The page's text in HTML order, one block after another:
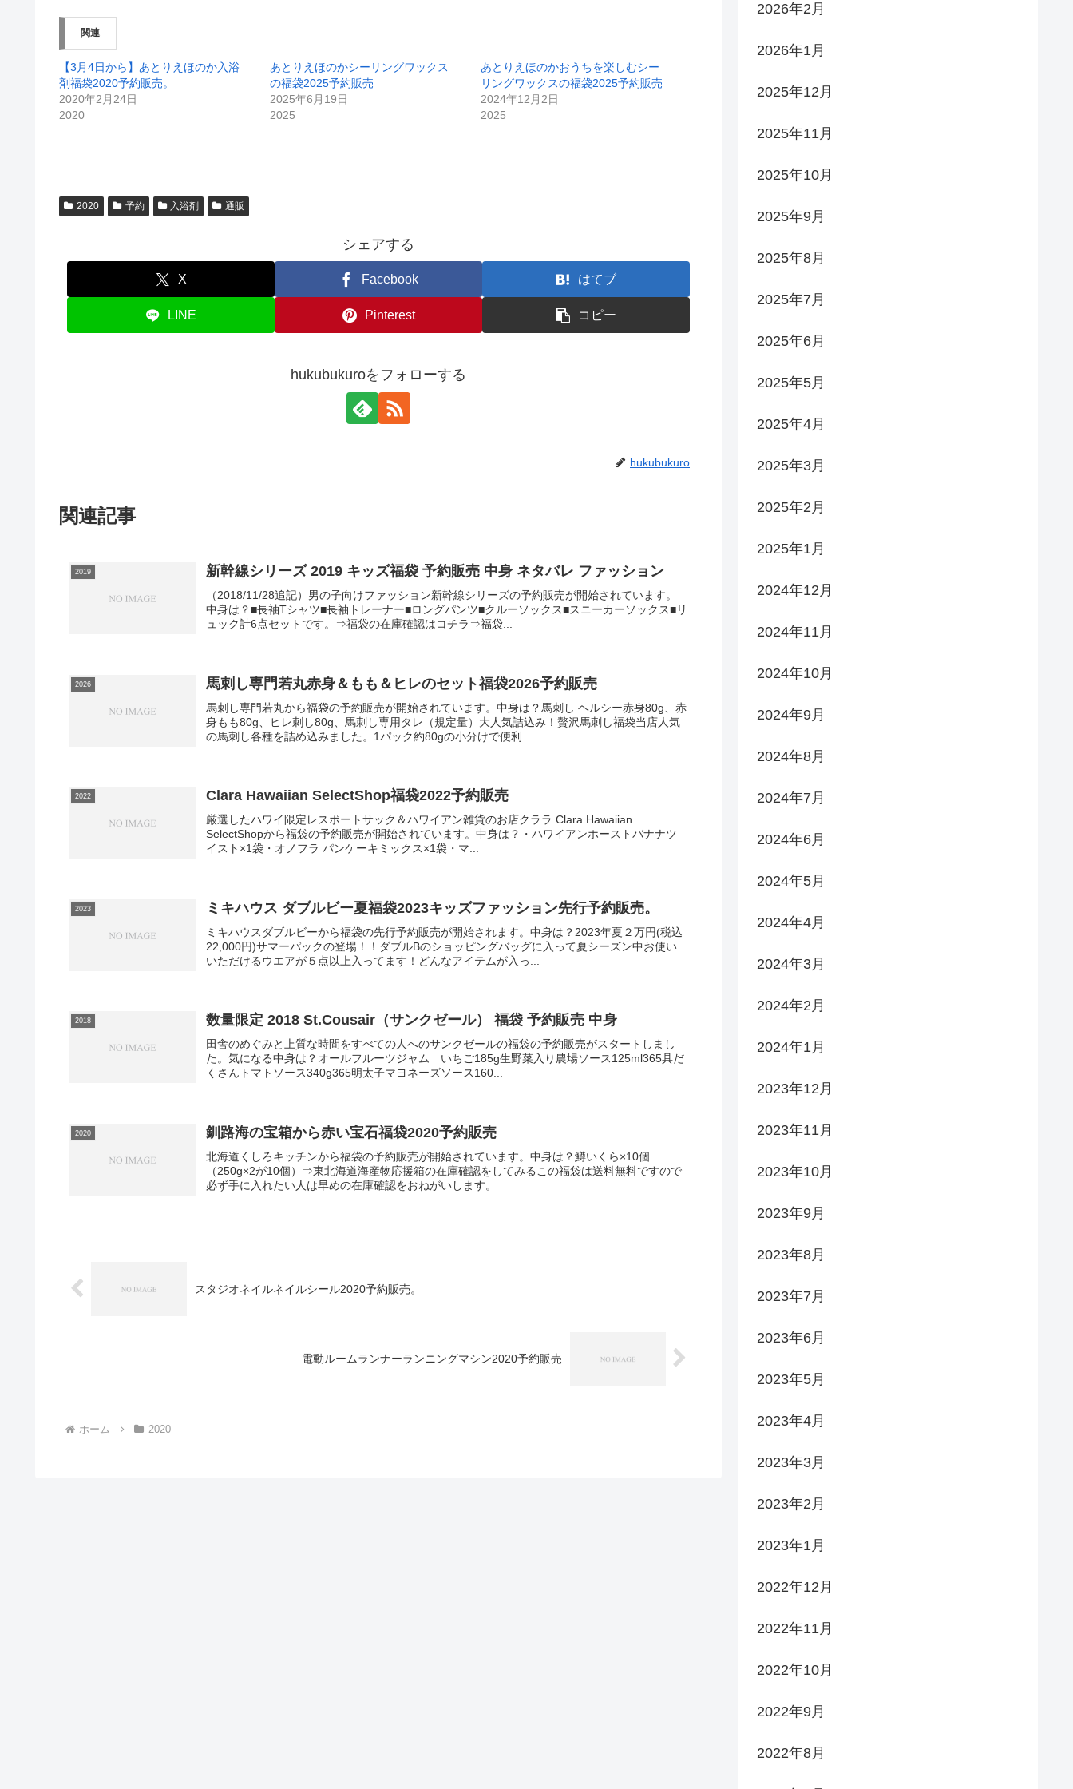
関連
【3月4日から】あとりえほのか入浴
剤福袋2020予約販売。
2020年2月24日
2020
あとりえほのかシーリングワックス
の福袋2025予約販売
2025年6月19日
2025
あとりえほのかおうちを楽しむシー
リングワックスの福袋2025予約販売
2024年12月2日
2025
2020 予約 入浴剤 通販
シェアする
X Facebook はてブ
LINE Pinterest コピー
hukubukuroをフォローする
hukubukuro
関連記事
2019 新幹線シリーズ 2019 キッズ福袋 予約販売 中身 ネタバレ ファッション
（2018/11/28追記）男の子向けファッション新幹線シリーズの予約販売が開始されています。
中身は？■長袖Tシャツ■長袖トレーナー■ロングパンツ■クルーソックス■スニーカーソックス■リ
ュック計6点セットです。⇒福袋の在庫確認はコチラ⇒福袋...
2026 馬刺し専門若丸赤身＆もも＆ヒレのセット福袋2026予約販売
馬刺し専門若丸から福袋の予約販売が開始されています。中身は？馬刺し ヘルシー赤身80g、赤
身もも80g、ヒレ刺し80g、馬刺し専用タレ（規定量）大人気詰込み！贅沢馬刺し福袋当店人気
の馬刺し各種を詰め込みました。1パック約80gの小分けで便利...
2022 Clara Hawaiian SelectShop福袋2022予約販売
厳選したハワイ限定レスポートサック＆ハワイアン雑貨のお店クララ Clara Hawaiian
SelectShopから福袋の予約販売が開始されています。中身は？・ハワイアンホーストバナナツ
イスト×1袋・オノフラ パンケーキミックス×1袋・マ...
2023 ミキハウス ダブルビー夏福袋2023キッズファッション先行予約販売。
ミキハウスダブルビーから福袋の先行予約販売が開始されます。中身は？2023年夏２万円(税込
22,000円)サマーパックの登場！！ダブルBのショッピングバッグに入って夏シーズン中お使い
いただけるウエアが５点以上入ってます！どんなアイテムが入っ...
2018 数量限定 2018 St.Cousair（サンクゼール） 福袋 予約販売 中身
田舎のめぐみと上質な時間をすべての人へのサンクゼールの福袋の予約販売がスタートしまし
た。気になる中身は？オールフルーツジャム いちご185g生野菜入り農場ソース125ml365具だ
くさんトマトソース340g365明太子マヨネーズソース160...
2020 釧路海の宝箱から赤い宝石福袋2020予約販売
北海道くしろキッチンから福袋の予約販売が開始されています。中身は？鱒いくら×10個
（250g×2が10個）⇒東北海道海産物応援箱の在庫確認をしてみるこの福袋は送料無料ですので
必ず手に入れたい人は早めの在庫確認をおねがいします。
スタジオネイルネイルシール2020予約販売。
電動ルームランナーランニングマシン2020予約販売
ホーム 2020
2026年2月
2026年1月
2025年12月
2025年11月
2025年10月
2025年9月
2025年8月
2025年7月
2025年6月
2025年5月
2025年4月
2025年3月
2025年2月
2025年1月
2024年12月
2024年11月
2024年10月
2024年9月
2024年8月
2024年7月
2024年6月
2024年5月
2024年4月
2024年3月
2024年2月
2024年1月
2023年12月
2023年11月
2023年10月
2023年9月
2023年8月
2023年7月
2023年6月
2023年5月
2023年4月
2023年3月
2023年2月
2023年1月
2022年12月
2022年11月
2022年10月
2022年9月
2022年8月